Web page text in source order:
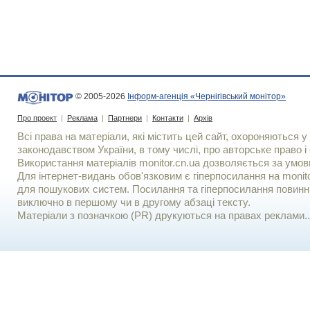
© 2005-2026 Інформ-агенція «Чернігівський монітор»
Про проект | Реклама | Партнери | Контакти | Архів
Всі права на матеріали, які містить цей сайт, охороняються у
законодавством України, в тому числі, про авторське право і
Використання матерiалiв monitor.cn.ua дозволяється за
Для iнтернет-видань обов'язковим є гiперпосилання на
для пошукових систем. Посилання та гіперпосилання
виключно в першому чи в другому абзаці тексту.
Матеріали з позначкою (PR) друкуються на правах реклами..